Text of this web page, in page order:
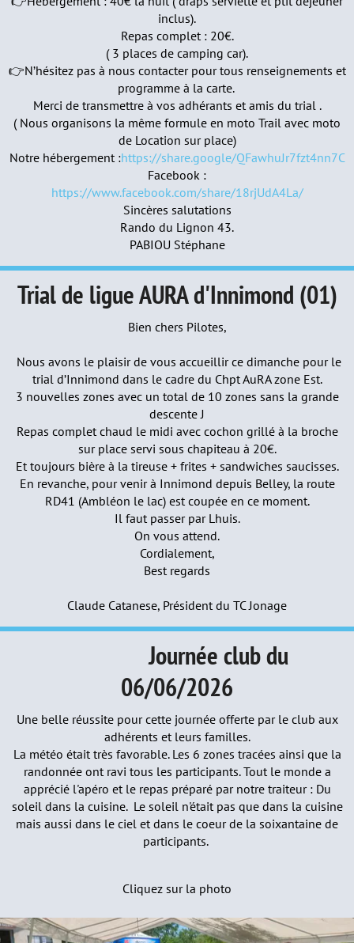
inclus).
Repas complet : 20€.
( 3 places de camping car).
👉N’hésitez pas à nous contacter pour tous renseignements et
programme à la carte.
Merci de transmettre à vos adhérants et amis du trial .
( Nous organisons la même formule en moto Trail avec moto
de Location sur place)
Notre hébergement :https://share.google/QFawhuJr7fzt4nn7C
Facebook :
https://www.facebook.com/share/18rjUdA4La/
Sincères salutations
Rando du Lignon 43.
PABIOU Stéphane
Trial de ligue AURA d'Innimond (01)
Bien chers Pilotes,
Nous avons le plaisir de vous accueillir ce dimanche pour le
trial d’Innimond dans le cadre du Chpt AuRA zone Est.
3 nouvelles zones avec un total de 10 zones sans la grande
descente J
Repas complet chaud le midi avec cochon grillé à la broche
sur place servi sous chapiteau à 20€.
Et toujours bière à la tireuse + frites + sandwiches saucisses.
En revanche, pour venir à Innimond depuis Belley, la route
RD41 (Ambléon le lac) est coupée en ce moment.
Il faut passer par Lhuis.
On vous attend.
Cordialement,
Best regards
Claude Catanese, Président du TC Jonage
Journée club du
06/06/2026
Une belle réussite pour cette journée offerte par le club aux
adhérents et leurs familles.
La météo était très favorable. Les 6 zones tracées ainsi que la
randonnée ont ravi tous les participants. Tout le monde a
apprécié l'apéro et le repas préparé par notre traiteur : Du
soleil dans la cuisine. Le soleil n'était pas que dans la cuisine
mais aussi dans le ciel et dans le coeur de la soixantaine de
participants.
Cliquez sur la photo